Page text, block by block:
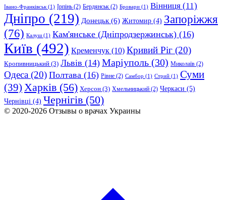
Івано-Франківськ (1) Ірпінь (2) Бердянськ (2) Бровари (1) Вінниця (11)
Дніпро (219) Донецьк (6) Житомир (4) Запоріжжя
(76) Калуш (1) Кам'янське (Дніпродзержинськ) (16)
Київ (492) Кременчук (10) Кривий Ріг (20)
Кропивницький (3) Львів (14) Маріуполь (30) Миколаїв (2)
Одеса (20) Полтава (16) Рівне (2) Самбор (1) Стрий (1) Суми
(39) Харків (56) Херсон (3) Хмельницький (2) Черкаси (5)
Чернівці (4) Чернігів (50)
© 2020-2026 Отзывы о врачах Украины